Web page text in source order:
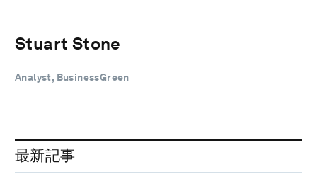
Stuart Stone
Analyst, BusinessGreen
最新記事